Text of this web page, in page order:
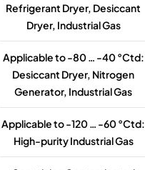
Refrigerant Dryer, Desiccant
Dryer, Industrial Gas
Applicable to -80 … -40 °Ctd:
Desiccant Dryer, Nitrogen
Generator, Industrial Gas
Applicable to -120 … -60 °Ctd:
High-purity Industrial Gas